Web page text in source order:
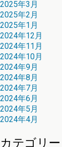
2025年3月
2025年2月
2025年1月
2024年12月
2024年11月
2024年10月
2024年9月
2024年8月
2024年7月
2024年6月
2024年5月
2024年4月
カテゴリー